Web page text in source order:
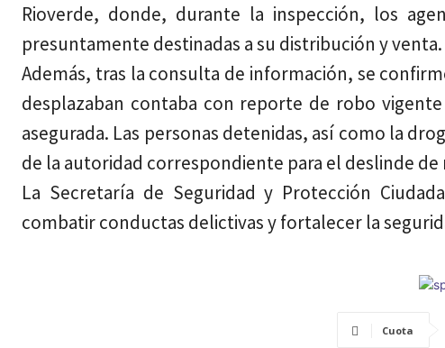
Rioverde, donde, durante la inspección, los
presuntamente destinadas a su distribución y venta.
Además, tras la consulta de información, se
desplazaban contaba con reporte de robo
asegurada. Las personas detenidas, así como la
de la autoridad correspondiente para el deslinde de
La Secretaría de Seguridad y Protección
combatir conductas delictivas y fortalecer la
Cuota